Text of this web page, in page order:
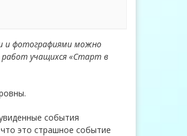
и фотографиями можно
работ учащихся «Старт в
события
это страшное событие